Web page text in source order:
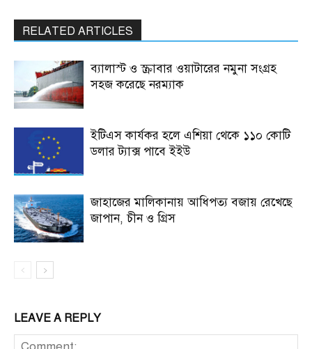
RELATED ARTICLES
ব্যালাস্ট ও স্ক্রাবার ওয়াটারের নমুনা সংগ্রহ
সহজ করেছে নরম্যাক
ইটিএস কার্যকর হলে এশিয়া থেকে ১১০ কোটি
ডলার ট্যাক্স পাবে ইইউ
জাহাজের মালিকানায় আধিপত্য বজায় রেখেছে
জাপান, চীন ও গ্রিস
LEAVE A REPLY